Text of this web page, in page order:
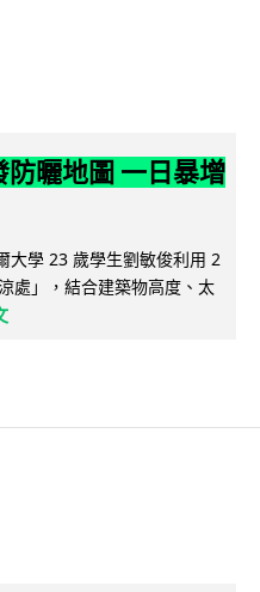
曬地圖 一日暴增
大學 23 歲學生劉敏俊利用 2
處」，結合建築物高度、太